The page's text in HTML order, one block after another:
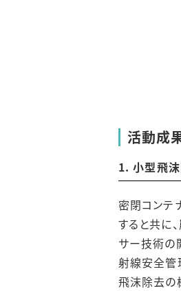
活動成
1. 小型飛
密閉コンテ
すると共に
サー技術の
射線安全管
飛沫除去の